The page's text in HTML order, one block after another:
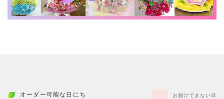
オーダー可能な日にち お届けできない日